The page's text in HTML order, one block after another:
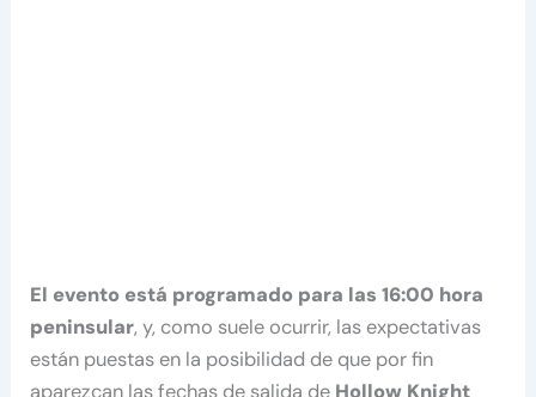
El evento está programado para las 16:00 hora
peninsular, y, como suele ocurrir, las expectativas
están puestas en la posibilidad de que por fin